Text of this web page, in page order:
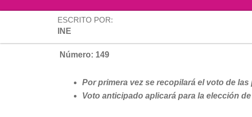
ESCRITO POR:
INE
Número: 149
Por primera vez se recopilará el voto de
Voto anticipado aplicará para la elección